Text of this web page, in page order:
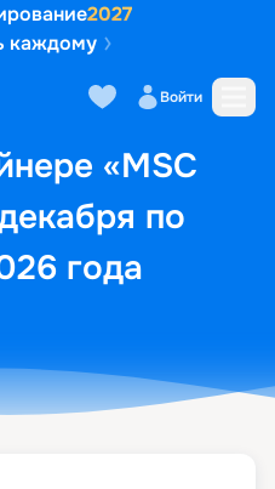
2027
каждому
Войти
«MSC
по
года
Маршрут и